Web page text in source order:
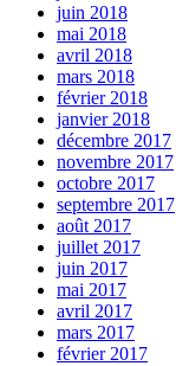
juin 2018
mai 2018
avril 2018
mars 2018
février 2018
janvier 2018
décembre 2017
novembre 2017
octobre 2017
septembre 2017
août 2017
juillet 2017
juin 2017
mai 2017
avril 2017
mars 2017
février 2017